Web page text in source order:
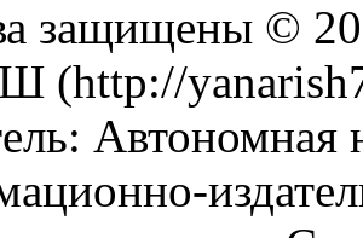
защищены ©
Автономная